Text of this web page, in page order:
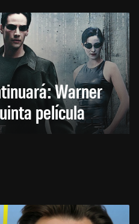
Warner
película